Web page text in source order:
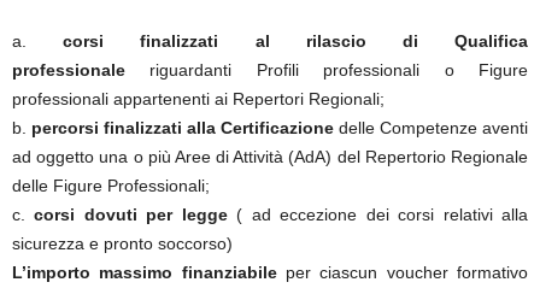
a.corsi finalizzati al rilascio di Qualifica
professionale riguardanti Profili professionali o Figure
professionali appartenenti ai Repertori Regionali;
b. percorsi finalizzati alla Certificazione delle Competenze aventi
ad oggetto una o più Aree di Attività (AdA) del Repertorio Regionale
delle Figure Professionali;
c.corsi dovuti per legge( ad eccezione dei corsi relativi alla
sicurezza e pronto soccorso)
L’importo massimo finanziabile per ciascun voucher formativo